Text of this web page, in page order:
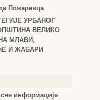
Пожаревца
УРБАНОГ
ВЕЛИКО
МЛАВИ,
И ЖАБАРИ
информације